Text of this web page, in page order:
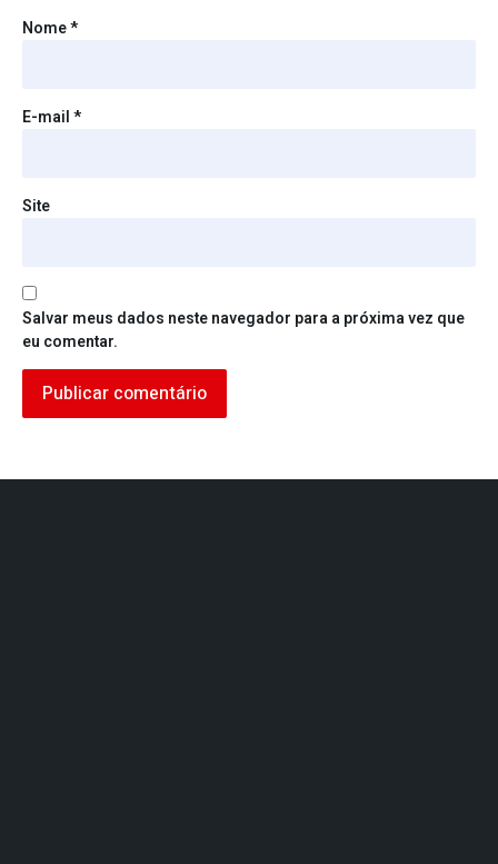
Nome*
E-mail*
Site
Salvar meus dados neste navegador para a próxima vez que
eu comentar.